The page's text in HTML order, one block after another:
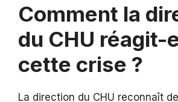
Comment la
du CHU réagit-
cette crise ?
La direction du CHU reconnaît